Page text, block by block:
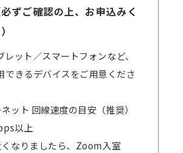
ずご確認の上、お申込みく
レット／スマートフォンなど、
できるデバイスをご用意くださ
ット 回線速度の目安（推奨）
以上
なりましたら、Zoom入室